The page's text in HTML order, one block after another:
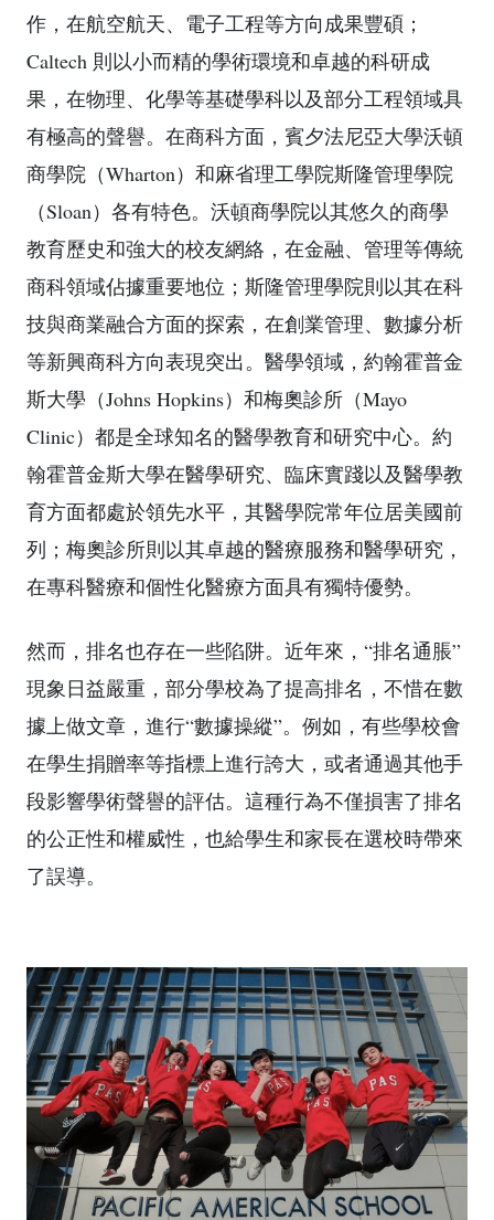
作，在航空航天、電子工程等方向成果豐碩；
Caltech 則以小而精的學術環境和卓越的科研成
果，在物理、化學等基礎學科以及部分工程領域具
有極高的聲譽。在商科方面，賓夕法尼亞大學沃頓
商學院（Wharton）和麻省理工學院斯隆管理學院
（Sloan）各有特色。沃頓商學院以其悠久的商學
教育歷史和強大的校友網絡，在金融、管理等傳統
商科領域佔據重要地位；斯隆管理學院則以其在科
技與商業融合方面的探索，在創業管理、數據分析
等新興商科方向表現突出。醫學領域，約翰霍普金
斯大學（Johns Hopkins）和梅奧診所（Mayo
Clinic）都是全球知名的醫學教育和研究中心。約
翰霍普金斯大學在醫學研究、臨床實踐以及醫學教
育方面都處於領先水平，其醫學院常年位居美國前
列；梅奧診所則以其卓越的醫療服務和醫學研究，
在專科醫療和個性化醫療方面具有獨特優勢。
然而，排名也存在一些陷阱。近年來，“排名通脹”
現象日益嚴重，部分學校為了提高排名，不惜在數
據上做文章，進行“數據操縱”。例如，有些學校會
在學生捐贈率等指標上進行誇大，或者通過其他手
段影響學術聲譽的評估。這種行為不僅損害了排名
的公正性和權威性，也給學生和家長在選校時帶來
了誤導。